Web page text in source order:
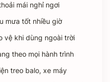
mái nghỉ ngơi
mưa tốt nhiều giờ
vệ khi dùng ngoài trời
theo mọi hành trình
treo balo, xe máy